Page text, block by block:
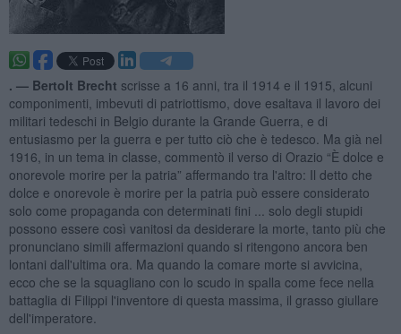
. — Bertolt Brecht scrisse a 16 anni, tra il 1914 e il 1915, alcuni
componimenti, imbevuti di patriottismo, dove esaltava il lavoro dei
militari tedeschi in Belgio durante la Grande Guerra, e di
entusiasmo per la guerra e per tutto ciò che è tedesco. Ma già nel
1916, in un tema in classe, commentò il verso di Orazio “È dolce e
onorevole morire per la patria” affermando tra l'altro: Il detto che
dolce e onorevole è morire per la patria può essere considerato
solo come propaganda con determinati fini ... solo degli stupidi
possono essere così vanitosi da desiderare la morte, tanto più che
pronunciano simili affermazioni quando si ritengono ancora ben
lontani dall'ultima ora. Ma quando la comare morte si avvicina,
ecco che se la squagliano con lo scudo in spalla come fece nella
battaglia di Filippi l'inventore di questa massima, il grasso giullare
dell'imperatore.